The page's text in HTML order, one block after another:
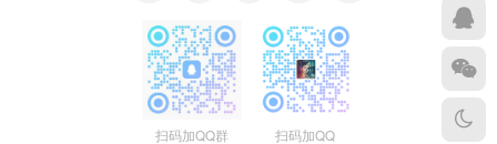
扫码加QQ群 扫码加QQ